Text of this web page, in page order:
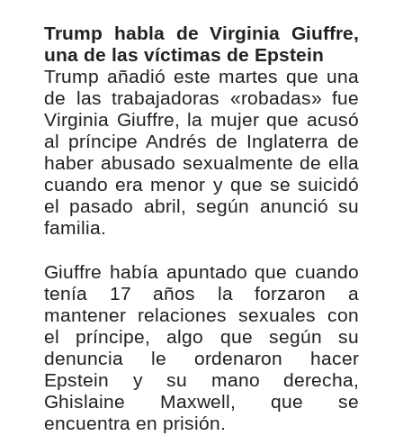
Trump habla de Virginia Giuffre,
una de las víctimas de Epstein
Trump añadió este martes que una
de las trabajadoras «robadas» fue
Virginia Giuffre, la mujer que acusó
al príncipe Andrés de Inglaterra de
haber abusado sexualmente de ella
cuando era menor y que se suicidó
el pasado abril, según anunció su
familia.
Giuffre había apuntado que cuando
tenía 17 años la forzaron a
mantener relaciones sexuales con
el príncipe, algo que según su
denuncia le ordenaron hacer
Epstein y su mano derecha,
Ghislaine Maxwell, que se
encuentra en prisión.